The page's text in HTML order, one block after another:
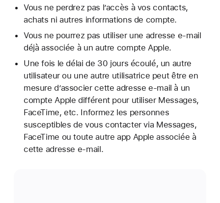
Vous ne perdrez pas l’accès à vos contacts,
achats ni autres informations de compte.
Vous ne pourrez pas utiliser une adresse e-mail
déjà associée à un autre compte Apple.
Une fois le délai de 30 jours écoulé, un autre
utilisateur ou une autre utilisatrice peut être en
mesure d’associer cette adresse e-mail à un
compte Apple différent pour utiliser Messages,
FaceTime, etc. Informez les personnes
susceptibles de vous contacter via Messages,
FaceTime ou toute autre app Apple associée à
cette adresse e-mail.